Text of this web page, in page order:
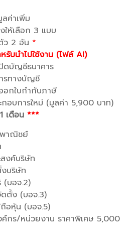
ค่าเพิ่ม
ห้เลือก 3 แบบ
ว 2 อัน *
บนำไปใช้งาน (ไฟล์ AI)
ดบัญชีธนาคาร
รทางบัญชี
กใบกำกับภาษี
อบการใหม่ (มูลค่า 5,900 บาท)
เดือน***
พาณิชย์
งค์บริษัท
งบริษัท
บอจ.2)
ดตั้ง (บอจ.3)
อหุ้น (บอจ.5)
ค์กร/หน่วยงาน ราคาพิเศษ 5,000